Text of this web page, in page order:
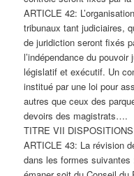
ARTICLE 42:
tribunaux tant judiciaires,
de juridiction seront fixés
l’indépendance du
législatif et exécutif. Un
institué par une loi pour
autres que ceux des
devoirs des magistrats….
TITRE VII
ARTICLE 43: La révision
dans les formes